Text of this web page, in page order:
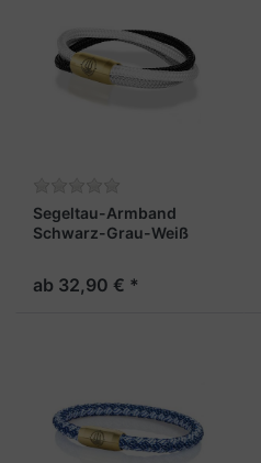
Segeltau-Armband
Schwarz-Grau-Weiß
ab 32,90 € *